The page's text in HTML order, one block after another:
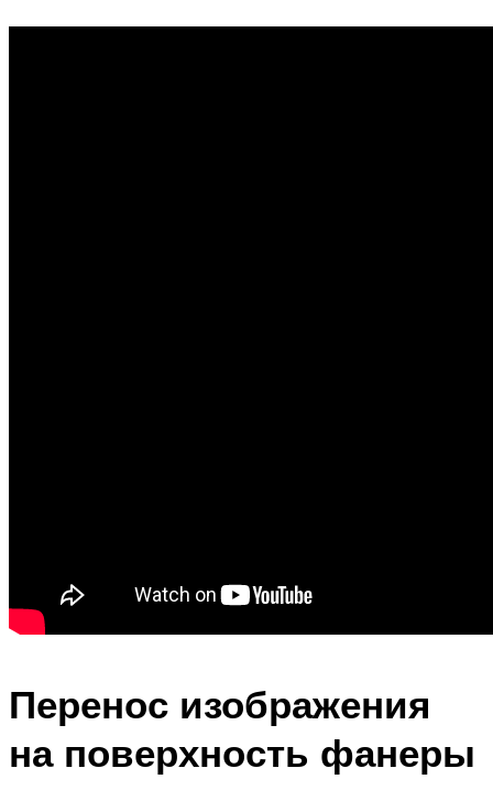
Перенос изображения
на поверхность фанеры